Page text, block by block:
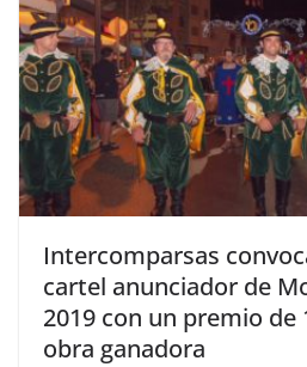
Intercomparsas
cartel anunciador de
2019 con un premio de
obra ganadora